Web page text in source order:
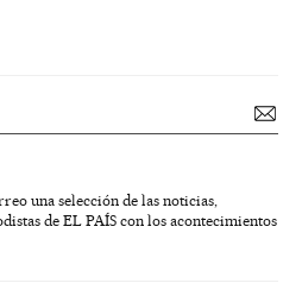
una selección de las noticias,
de EL PAÍS con los acontecimientos